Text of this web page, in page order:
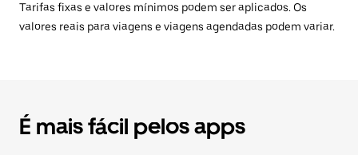
Tarifas fixas e valores mínimos podem ser aplicados. Os
valores reais para viagens e viagens agendadas podem variar.
É mais fácil pelos apps